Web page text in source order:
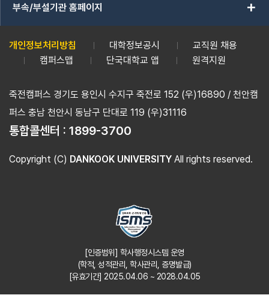
부속/부설기관 홈페이지 add
개인정보처리방침 대학정보공시
교직원 채용
캠퍼스맵
단국대학교 앱 원격지원
죽전캠퍼스 경기도 용인시 수지구 죽전로 152 (우)16890 / 천안캠
퍼스 충남 천안시 동남구 단대로 119 (우)31116
통합콜센터 : 1899-3700
Copyright (C) DANKOOK UNIVERSITY All rights reserved.
[인증범위] 학사행정시스템 운영
(학적, 성적관리, 학사관리, 증명발급)
[유효기간] 2025.04.06 ~ 2028.04.05